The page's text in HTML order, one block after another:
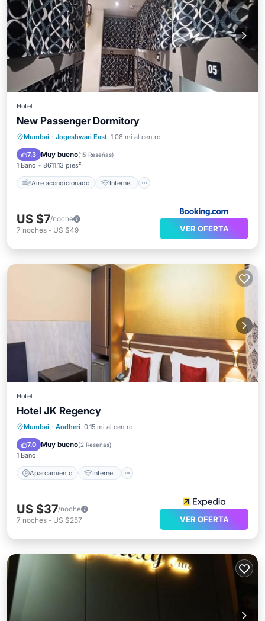
Hotel
New Passenger Dormitory
Mumbai · Jogeshwari East 1.08 mi al centro
7.3 Muy bueno(15 Reseñas)
1 Baño 8611.13 pies²
Aire acondicionado Internet
Aire acondicionado
Seguridad/Protección
Servicios para huéspedes
US $7/noche
7 noches - US $49 VER OFERTA
Hotel
Hotel JK Regency
Mumbai · Andheri 0.15 mi al centro
7.0 Muy bueno(2 Reseñas)
1 Baño
Aparcamiento Internet
Aparcamiento
Apto para niños
Servicios para huéspedes
US $37/noche
7 noches - US $257 VER OFERTA